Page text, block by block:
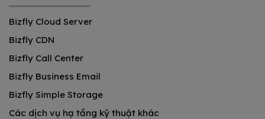
Bizfly Cloud Server
Bizfly CDN
Bizfly Call Center
Bizfly Business Email
Bizfly Simple Storage
Các dịch vụ hạ tầng kỹ thuật khác